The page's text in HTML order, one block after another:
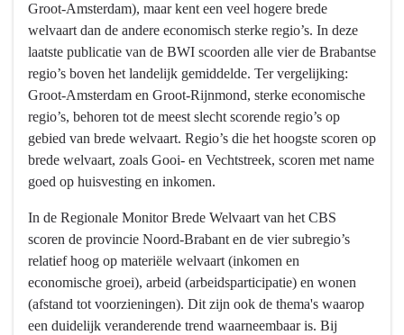
Het
versterken
van
ruimtelijke-
economische
structuur
Groot-Amsterdam), maar kent een veel hogere brede
welvaart dan de andere economisch sterke regio’s. In deze
laatste publicatie van de BWI scoorden alle vier de Brabantse
regio’s boven het landelijk gemiddelde. Ter vergelijking:
Groot-Amsterdam en Groot-Rijnmond, sterke economische
regio’s, behoren tot de meest slecht scorende regio’s op
gebied van brede welvaart. Regio’s die het hoogste scoren op
brede welvaart, zoals Gooi- en Vechtstreek, scoren met name
goed op huisvesting en inkomen.
In de Regionale Monitor Brede Welvaart van het CBS
scoren de provincie Noord-Brabant en de vier subregio’s
relatief hoog op materiële welvaart (inkomen en
economische groei), arbeid (arbeidsparticipatie) en wonen
(afstand tot voorzieningen). Dit zijn ook de thema's waarop
een duidelijk veranderende trend waarneembaar is. Bij